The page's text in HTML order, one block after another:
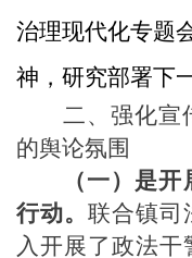
治理现代化专题
神， 研究部署下
二、强化宣
的舆论氛围
（一）是
行动。联合镇司
入开展了政法